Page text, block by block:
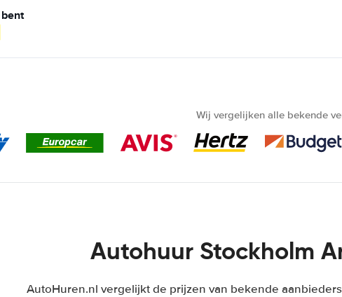
Wij vergelijken alle bekende
Autohuur Stockholm
AutoHuren.nl vergelijkt de prijzen van bekende